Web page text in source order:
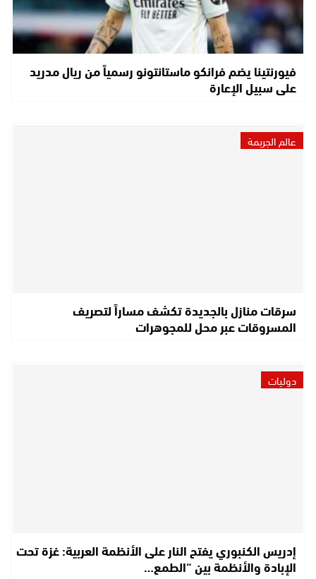
فيورنتينا يضم فرانكو ماستانتونو رسمياً من ريال مدريد
على سبيل الإعارة
عالم الجريمة
سرقات منازل بالجديدة تكشف مساراً لتصريف
المسروقات عبر محل للمجوهرات
دوليات
إدريس الكنبوري يفتح النار على الأنظمة العربية: غزة تحت
الإبادة والأنظمة بين “الطمع…